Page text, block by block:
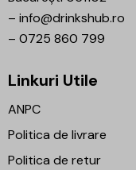
– info@drinkshub.ro
– 0725 860 799
Linkuri Utile
ANPC
Politica de livrare
Politica de retur